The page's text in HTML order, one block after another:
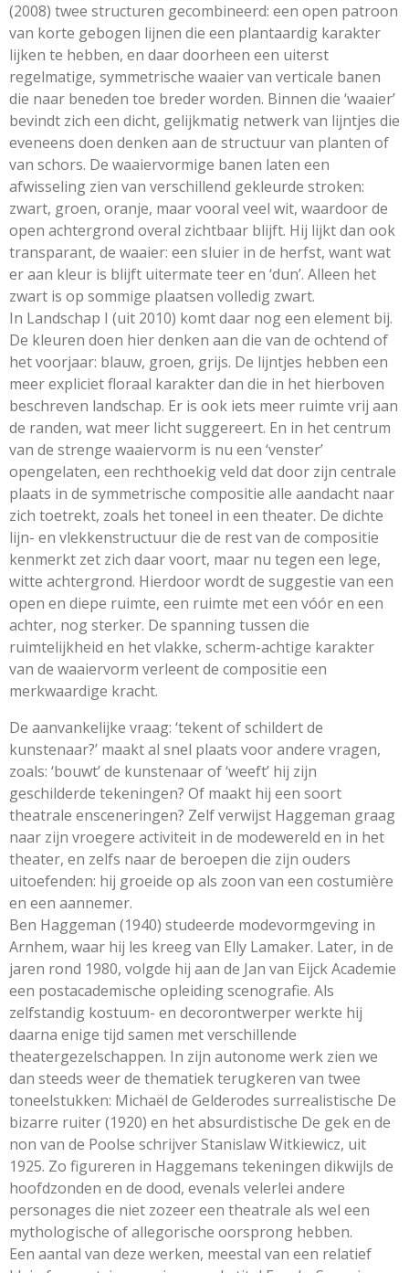
(2008) twee structuren gecombineerd: een open patroon
van korte gebogen lijnen die een plantaardig karakter
lijken te hebben, en daar doorheen een uiterst
regelmatige, symmetrische waaier van verticale banen
die naar beneden toe breder worden. Binnen die ‘waaier’
bevindt zich een dicht, gelijkmatig netwerk van lijntjes die
eveneens doen denken aan de structuur van planten of
van schors. De waaiervormige banen laten een
afwisseling zien van verschillend gekleurde stroken:
zwart, groen, oranje, maar vooral veel wit, waardoor de
open achtergrond overal zichtbaar blijft. Hij lijkt dan ook
transparant, de waaier: een sluier in de herfst, want wat
er aan kleur is blijft uitermate teer en ‘dun’. Alleen het
zwart is op sommige plaatsen volledig zwart.
In Landschap I (uit 2010) komt daar nog een element bij.
De kleuren doen hier denken aan die van de ochtend of
het voorjaar: blauw, groen, grijs. De lijntjes hebben een
meer expliciet floraal karakter dan die in het hierboven
beschreven landschap. Er is ook iets meer ruimte vrij aan
de randen, wat meer licht suggereert. En in het centrum
van de strenge waaiervorm is nu een ‘venster’
opengelaten, een rechthoekig veld dat door zijn centrale
plaats in de symmetrische compositie alle aandacht naar
zich toetrekt, zoals het toneel in een theater. De dichte
lijn- en vlekkenstructuur die de rest van de compositie
kenmerkt zet zich daar voort, maar nu tegen een lege,
witte achtergrond. Hierdoor wordt de suggestie van een
open en diepe ruimte, een ruimte met een vóór en een
achter, nog sterker. De spanning tussen die
ruimtelijkheid en het vlakke, scherm-achtige karakter
van de waaiervorm verleent de compositie een
merkwaardige kracht.
De aanvankelijke vraag: ‘tekent of schildert de
kunstenaar?’ maakt al snel plaats voor andere vragen,
zoals: ‘bouwt’ de kunstenaar of ‘weeft’ hij zijn
geschilderde tekeningen? Of maakt hij een soort
theatrale ensceneringen? Zelf verwijst Haggeman graag
naar zijn vroegere activiteit in de modewereld en in het
theater, en zelfs naar de beroepen die zijn ouders
uitoefenden: hij groeide op als zoon van een costumière
en een aannemer.
Ben Haggeman (1940) studeerde modevormgeving in
Arnhem, waar hij les kreeg van Elly Lamaker. Later, in de
jaren rond 1980, volgde hij aan de Jan van Eijck Academie
een postacademische opleiding scenografie. Als
zelfstandig kostuum- en decorontwerper werkte hij
daarna enige tijd samen met verschillende
theatergezelschappen. In zijn autonome werk zien we
dan steeds weer de thematiek terugkeren van twee
toneelstukken: Michaël de Gelderodes surrealistische De
bizarre ruiter (1920) en het absurdistische De gek en de
non van de Poolse schrijver Stanislaw Witkiewicz, uit
1925. Zo figureren in Haggemans tekeningen dikwijls de
hoofdzonden en de dood, evenals velerlei andere
personages die niet zozeer een theatrale als wel een
mythologische of allegorische oorsprong hebben.
Een aantal van deze werken, meestal van een relatief